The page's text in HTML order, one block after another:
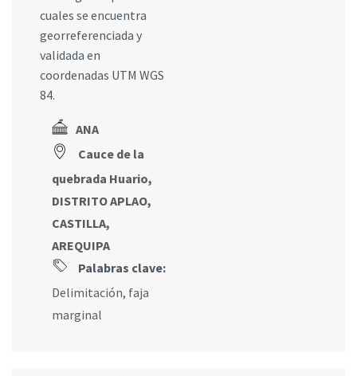
cuales se encuentra
georreferenciada y
validada en
coordenadas UTM WGS
84.
ANA
Cauce de la
quebrada Huario,
DISTRITO APLAO,
CASTILLA,
AREQUIPA
Palabras clave:
Delimitación, faja
marginal